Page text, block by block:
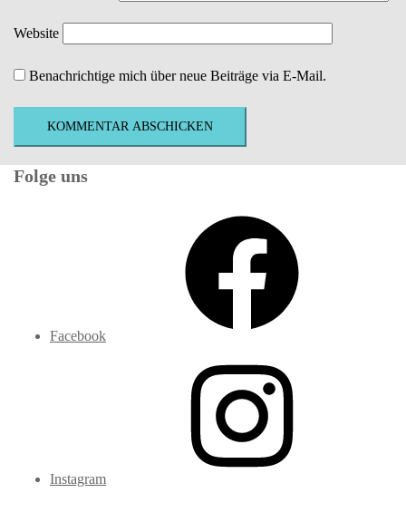
Website
Benachrichtige mich über neue Beiträge via E-Mail.
Folge uns
Facebook
Instagram